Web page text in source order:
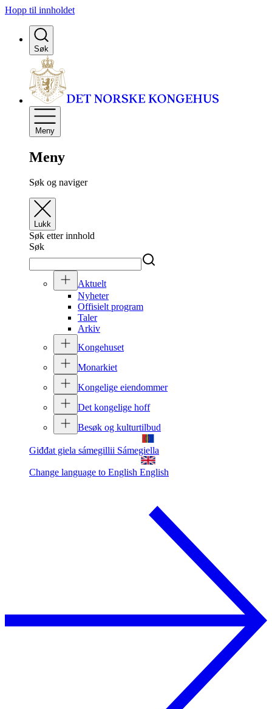
Hopp til innholdet
Søk
Meny
Meny
Søk og naviger
Lukk
Søk etter innhold
Søk
Aktuelt
Nyheter
Offisielt program
Taler
Arkiv
Kongehuset
Monarkiet
Kongelige eiendommer
Det kongelige hoff
Besøk og kulturtilbud
Giđđat giela sámegillii Sámegiella
Change language to English English